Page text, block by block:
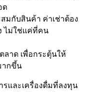
ด
มกับสินค้า ค่าเช่าต้อง
ไม่ใช่แค่ที่คน
าด เพื่อกระตุ้นให้
ากขึ้น
และเครื่องดื่มที่ลงทุน